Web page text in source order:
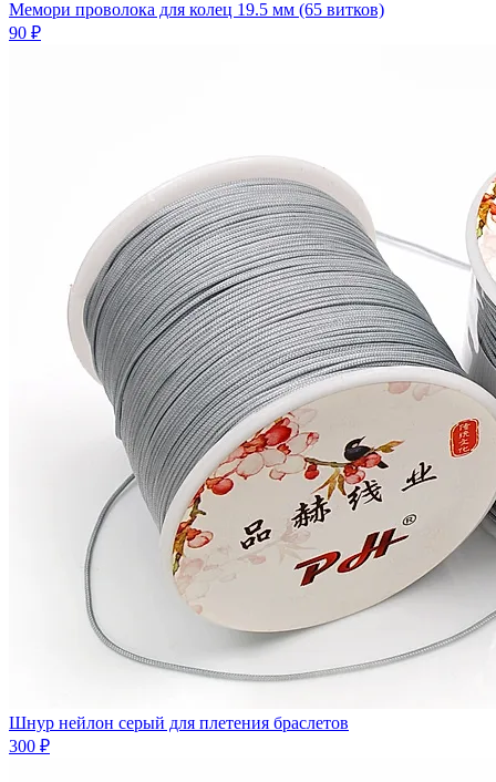
Мемори проволока для колец 19.5 мм (65 витков)
90 ₽
Шнур нейлон серый для плетения браслетов
300 ₽